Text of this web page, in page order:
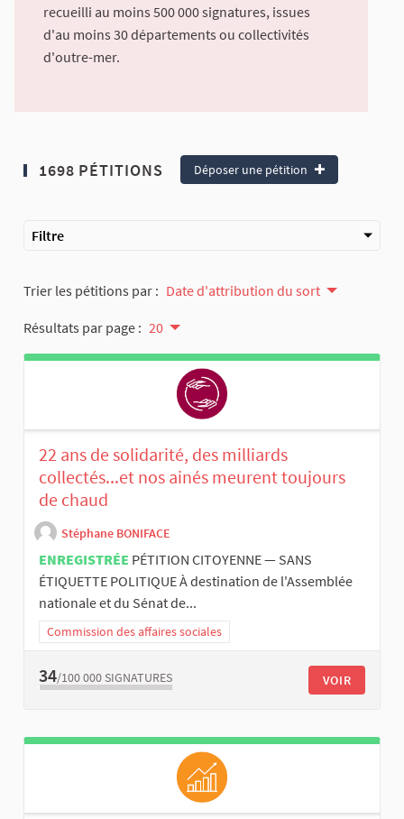
recueilli au moins 500 000 signatures, issues
d'au moins 30 départements ou collectivités
d'outre-mer.
1698 PÉTITIONS Déposer une pétition
Filtre
Trier les pétitions par : Date d'attribution du sort
Résultats par page : 20
22 ans de solidarité, des milliards
collectés...et nos ainés meurent toujours
de chaud
Stéphane BONIFACE
ENREGISTRÉE PÉTITION CITOYENNE — SANS
ÉTIQUETTE POLITIQUE À destination de l'Assemblée
nationale et du Sénat de...
Commission des affaires sociales
34/100 000 SIGNATURES VOIR